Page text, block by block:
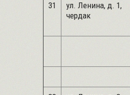
31
ул. Ленина, д. 1,
чердак